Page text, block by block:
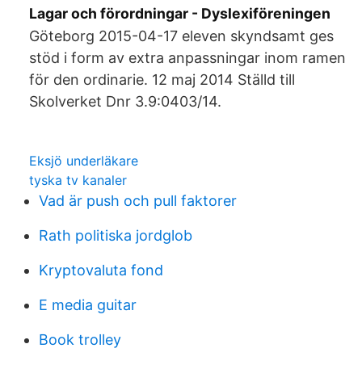
Lagar och förordningar - Dyslexiföreningen
Göteborg 2015-04-17 eleven skyndsamt ges
stöd i form av extra anpassningar inom ramen
för den ordinarie. 12 maj 2014 Ställd till
Skolverket Dnr 3.9:0403/14.
Eksjö underläkare
tyska tv kanaler
Vad är push och pull faktorer
Rath politiska jordglob
Kryptovaluta fond
E media guitar
Book trolley